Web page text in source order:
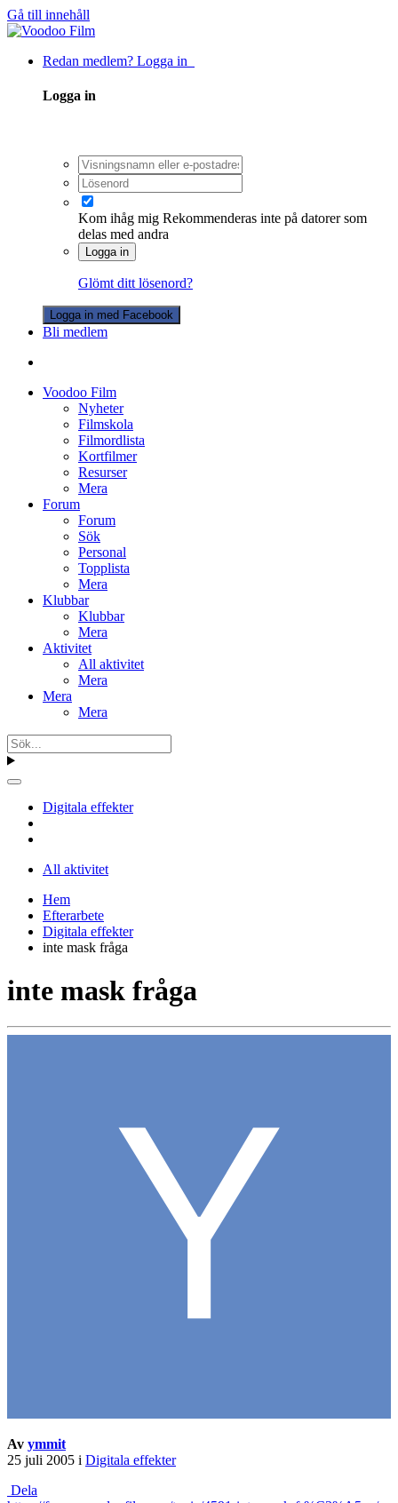
Gå till innehåll
Redan medlem? Logga in
Logga in
Kom ihåg mig Rekommenderas inte på datorer som
delas med andra
Logga in
Glömt ditt lösenord?
Logga in med Facebook
Bli medlem
Voodoo Film
Nyheter
Filmskola
Filmordlista
Kortfilmer
Resurser
Mera
Forum
Forum
Sök
Personal
Topplista
Mera
Klubbar
Klubbar
Mera
Aktivitet
All aktivitet
Mera
Mera
Mera
Digitala effekter
All aktivitet
Hem
Efterarbete
Digitala effekter
inte mask fråga
inte mask fråga
Av ymmit
25 juli 2005 i Digitala effekter
Dela